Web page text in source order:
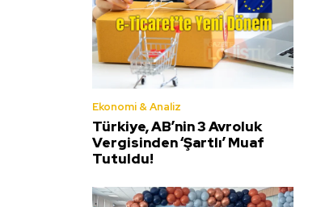
Ekonomi & Analiz
Türkiye, AB’nin 3 Avroluk
Vergisinden ‘Şartlı’ Muaf
Tutuldu!